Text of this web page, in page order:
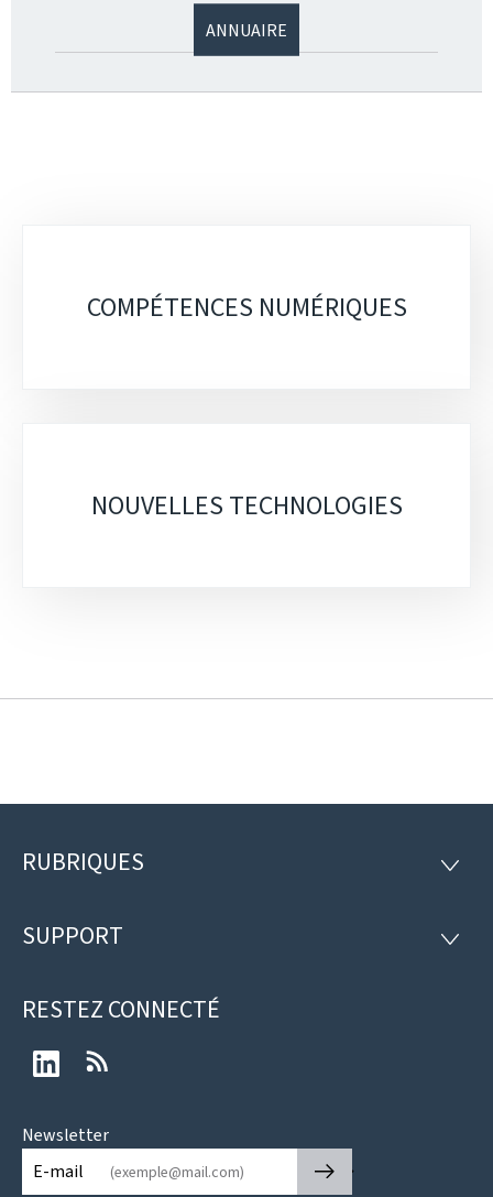
ANNUAIRE
rubriquesCOMPÉTENCES NUMÉRIQUES
NOUVELLES TECHNOLOGIES
Pied
page
RUBRIQUES
SUPPORT
RESTEZ CONNECTÉ
LinkedIn
Newsletter
E-mail
🡒